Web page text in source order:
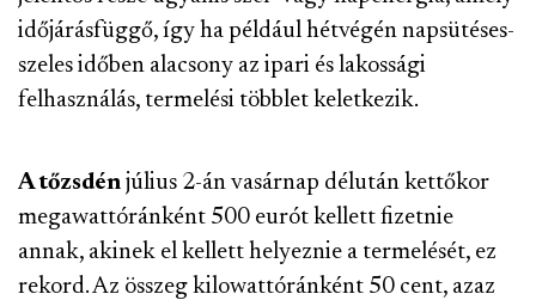
időjárásfüggő, így ha például hétvégén napsütéses-
szeles időben alacsony az ipari és lakossági
felhasználás, termelési többlet keletkezik.
A tőzsdén július 2-án vasárnap délután kettőkor
megawattóránként 500 eurót kellett fizetnie
annak, akinek el kellett helyeznie a termelését, ez
rekord. Az összeg kilowattóránként 50 cent, azaz